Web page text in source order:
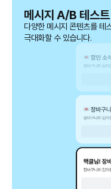
메시지 A/B 테스트
다양한 메시지 콘텐츠를 테
극대화할 수 있습니다.